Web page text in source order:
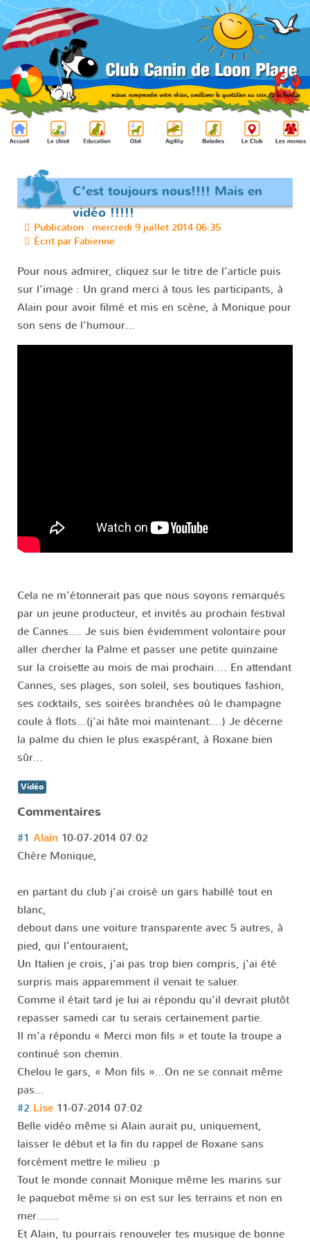
C’est toujours nous!!!! Mais en
vidéo !!!!!
Publication : mercredi 9 juillet 2014 06:35
Écrit par Fabienne
Pour nous admirer, cliquez sur le titre de l’article puis
sur l’image : Un grand merci à tous les participants, à
Alain pour avoir filmé et mis en scène, à Monique pour
son sens de l’humour…
Cela ne m’étonnerait pas que nous soyons remarqués
par un jeune producteur, et invités au prochain festival
de Cannes…. Je suis bien évidemment volontaire pour
aller chercher la Palme et passer une petite quinzaine
sur la croisette au mois de mai prochain…. En attendant
Cannes, ses plages, son soleil, ses boutiques fashion,
ses cocktails, ses soirées branchées où le champagne
coule à flots…(j’ai hâte moi maintenant….) Je décerne
la palme du chien le plus exaspérant, à Roxane bien
sûr…
Vidéo
Commentaires
#1 Alain 10-07-2014 07:02
Chère Monique,
en partant du club j’ai croisé un gars habillé tout en
blanc,
debout dans une voiture transparente avec 5 autres, à
pied, qui l’entouraient;
Un Italien je crois, j’ai pas trop bien compris, j’ai été
surpris mais apparemment il venait te saluer.
Comme il était tard je lui ai répondu qu’il devrait plutôt
repasser samedi car tu serais certainement partie.
Il m’a répondu « Merci mon fils » et toute la troupe a
continué son chemin.
Chelou le gars, « Mon fils »…On ne se connait même
pas…
#2 Lise 11-07-2014 07:02
Belle vidéo même si Alain aurait pu, uniquement,
laisser le début et la fin du rappel de Roxane sans
forcément mettre le milieu :p
Tout le monde connait Monique même les marins sur
le paquebot même si on est sur les terrains et non en
mer…….
Et Alain, tu pourrais renouveler tes musique de bonne